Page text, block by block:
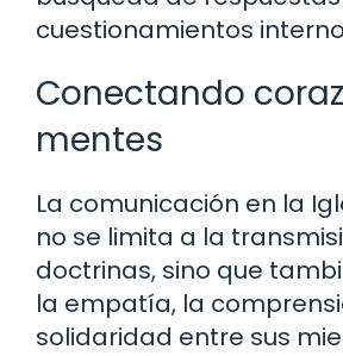
cuestionamientos
Conectando
mentes
La comunicación en la
no se limita a la
doctrinas, sino que
la empatía, la
solidaridad entre sus